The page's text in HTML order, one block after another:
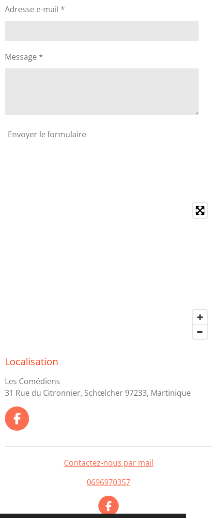
Adresse e-mail *
Message *
Envoyer le formulaire
Localisation
Les Comédiens
31 Rue du Citronnier, Schœlcher 97233, Martinique
F
a
c
Contactez-nous par mail
0696970357
F